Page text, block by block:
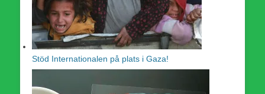
Stöd Internationalen på plats i Gaza!